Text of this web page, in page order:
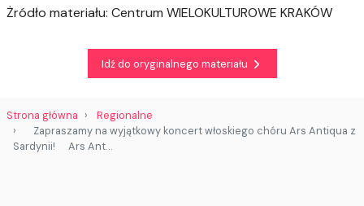
Żródło materiału: Centrum WIELOKULTUROWE KRAKÓW
Idź do oryginalnego materiału
Strona główna
Regionalne
⠀ Zapraszamy na wyjątkowy koncert włoskiego chóru Ars Antiqua z
Sardynii! ⠀ Ars Ant…